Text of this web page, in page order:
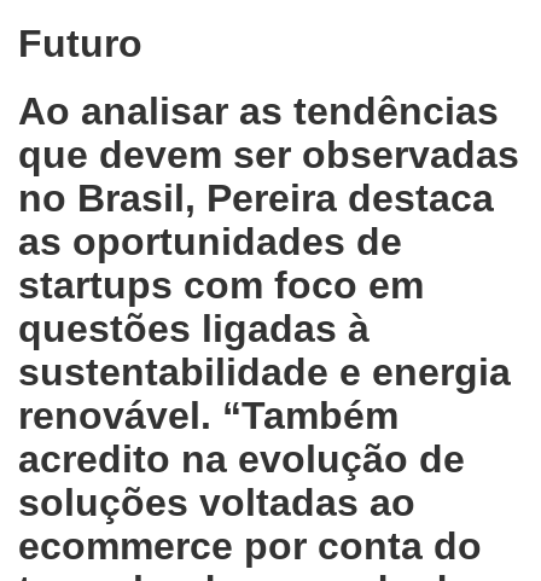
Futuro
Ao analisar as tendências
que devem ser observadas
no Brasil, Pereira destaca
as oportunidades de
startups com foco em
questões ligadas à
sustentabilidade e energia
renovável. “Também
acredito na evolução de
soluções voltadas ao
ecommerce por conta do